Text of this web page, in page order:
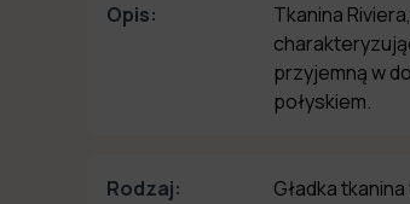
Opis:
Tkanina
przyjemną w
połyskiem.
Rodzaj: Gładka